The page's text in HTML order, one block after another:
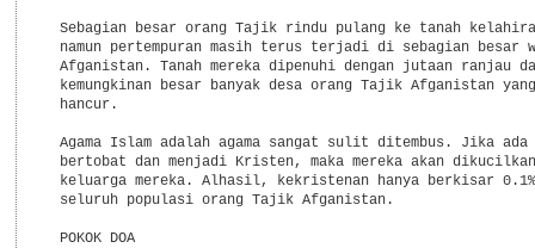
Sebagian besar orang Tajik rindu pulang ke tanah
namun pertempuran masih terus terjadi di sebagian besar
Afganistan. Tanah mereka dipenuhi dengan jutaan ranjau
kemungkinan besar banyak desa orang Tajik Afganistan
  hancur.
Agama Islam adalah agama sangat sulit ditembus. Jika ada
bertobat dan menjadi Kristen, maka mereka akan
keluarga mereka. Alhasil, kekristenan hanya berkisar
  seluruh populasi orang Tajik Afganistan.
  POKOK DOA